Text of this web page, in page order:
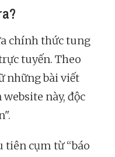
chính thức tung
tuyến. Theo
những bài viết
này, độc
tiên cụm từ “báo